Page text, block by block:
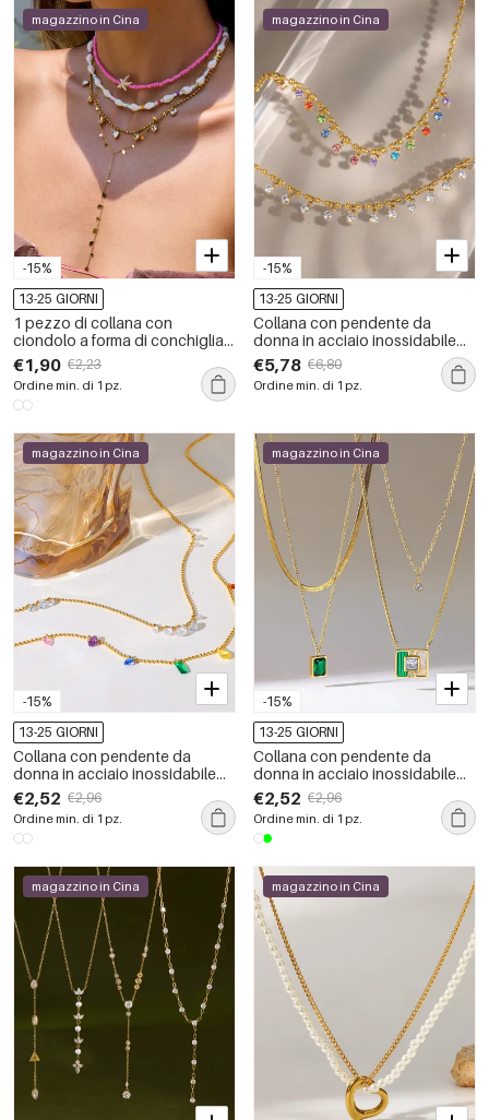
-15%
magazzino in Cina
13-25 GIORNI
1 pezzo di collana con
ciondolo a forma di conchiglia
per le vacanze, in acciaio
inossidabile, impermeabile,
color oro, da donna
€1,90 €2,23
Ordine min. di 1 pz.
-15%
magazzino in Cina
13-25 GIORNI
Collana con pendente da
donna in acciaio inossidabile
impermeabile color oro con
zirconi
€5,78 €6,80
Ordine min. di 1 pz.
-15%
magazzino in Cina
13-25 GIORNI
Collana con pendente da
donna in acciaio inossidabile
impermeabile color oro con
zirconi
€2,52 €2,96
Ordine min. di 1 pz.
-15%
magazzino in Cina
13-25 GIORNI
Collana con pendente da
donna in acciaio inossidabile
impermeabile color oro con
zirconi
€2,52 €2,96
Ordine min. di 1 pz.
magazzino in Cina magazzino in Cina